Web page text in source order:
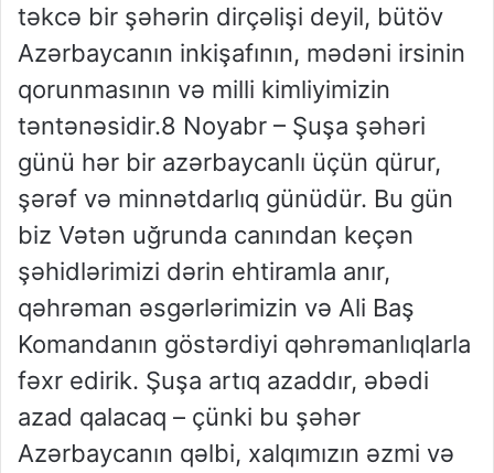
təkcə bir şəhərin dirçəlişi deyil, bütöv
Azərbaycanın inkişafının, mədəni irsinin
qorunmasının və milli kimliyimizin
təntənəsidir.8 Noyabr – Şuşa şəhəri
günü hər bir azərbaycanlı üçün qürur,
şərəf və minnətdarlıq günüdür. Bu gün
biz Vətən uğrunda canından keçən
şəhidlərimizi dərin ehtiramla anır,
qəhrəman əsgərlərimizin və Ali Baş
Komandanın göstərdiyi qəhrəmanlıqlarla
fəxr edirik. Şuşa artıq azaddır, əbədi
azad qalacaq – çünki bu şəhər
Azərbaycanın qəlbi, xalqımızın əzmi və